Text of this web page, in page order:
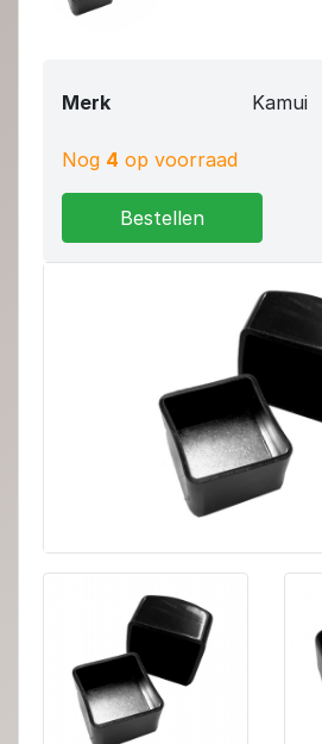
Merk Kamui
Nog 4 op voorraad
Bestellen